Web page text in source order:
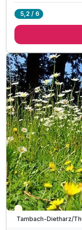
2 x reichhaltiges
inkl. Erfurt-Card für
inkl. Saunanutzung
inkl.
5,2 / 6
Teilweise